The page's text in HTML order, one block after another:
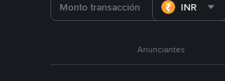
INR
Anunciantes